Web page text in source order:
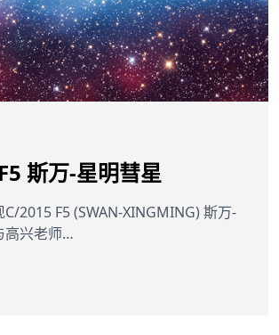
斯万-星明彗星
2015 F5 (SWAN-XINGMING) 斯万-
高兴老师…